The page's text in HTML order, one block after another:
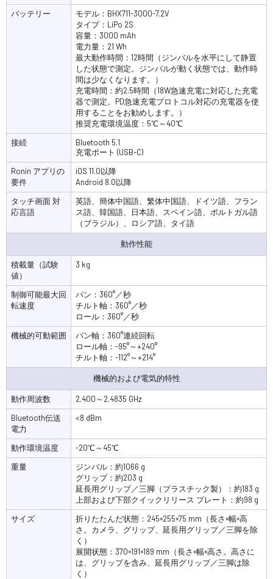
バッテリー
モデル：BHX711-3000-7.2‌‌V
タイプ：LiPo 2S
容量：3000 mAh
電力量：21 Wh
最大動作時間：12時間（ジンバルを水平にして静置
した状態で測定。‌ジンバルが動く状態では、動作時
間は少なくなります。）
充電時間：約2.5時間（18W急速充電に対応した充電
器で測定。PD急速充電プロトコル対応の充電器を使
用することをお勧めします。）
推奨充電環境温度：5℃～40℃
接続
Bluetooth 5.1
充電ポート (USB-C)
Ronin アプリの
要件
iOS 11.0以降
Android 8.0以降
タッチ画面 対
応言語
英語、簡体中国語、繁体中国語、ドイツ語、フラン
ス語、韓国語、日本語、スペイン語、ポルトガル語
（ブラジル）、ロシア語、タイ語
動作性能
積載量（試験
値）
3 kg
制御可能最大回
転速度
パン：360°／秒
チルト軸：360°／秒
ロール：360°／秒
機械的可動範囲
パン軸：360°連続回転
ロール軸：-95°～+240°
チルト軸：-112°～+214°
機械的および電気的特性
動作周波数
2.400～2.4835 GHz
Bluetooth伝送
電力
<8 dBm
動作環境温度
-20℃～45℃
重量
‌ジンバル：約1066 g
グリップ：約203 g
‌延長用グリップ／三脚（プラスチック製）：約183 g
上部および下部クイックリリース プレート：約98 g
サイズ
‌折りたたんだ状態：245×255×75 mm（長さ×幅×高
さ。カメラ、グリップ、延長用グリップ／三脚を除
く）
展開状態：370×191×189 mm（長さ×幅×高さ。高さに
は、グリップを含み、延長用グリップ／三脚は除
く）